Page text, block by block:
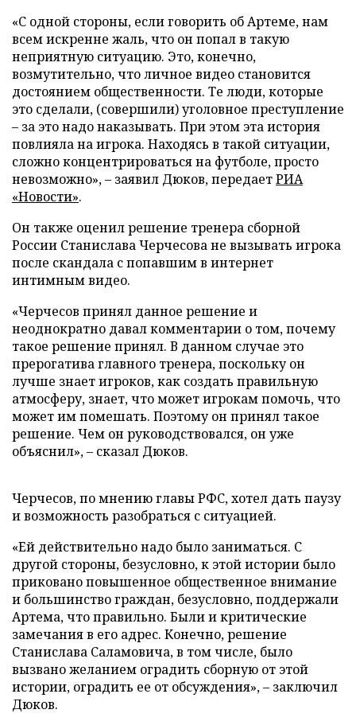
«С одной стороны, если говорить об Артеме, нам
всем искренне жаль, что он попал в такую
неприятную ситуацию. Это, конечно,
возмутительно, что личное видео становится
достоянием общественности. Те люди, которые
это сделали, (совершили) уголовное преступление
– за это надо наказывать. При этом эта история
повлияла на игрока. Находясь в такой ситуации,
сложно концентрироваться на футболе, просто
невозможно», – заявил Дюков, передаетРИА
«Новости».
Он также оценил решение тренера сборной
России Станислава Черчесова не вызывать игрока
после скандала с попавшим в интернет
интимным видео.
«Черчесов принял данное решение и
неоднократно давал комментарии о том, почему
такое решение принял. В данном случае это
прерогатива главного тренера, поскольку он
лучше знает игроков, как создать правильную
атмосферу, знает, что может игрокам помочь, что
может им помешать. Поэтому он принял такое
решение. Чем он руководствовался, он уже
объяснил», – сказал Дюков.
Черчесов, по мнению главы РФС, хотел дать паузу
и возможность разобраться с ситуацией.
«Ей действительно надо было заниматься. С
другой стороны, безусловно, к этой истории было
приковано повышенное общественное внимание
и большинство граждан, безусловно, поддержали
Артема, что правильно. Были и критические
замечания в его адрес. Конечно, решение
Станислава Саламовича, в том числе, было
вызвано желанием оградить сборную от этой
истории, оградить ее от обсуждения», – заключил
Дюков.